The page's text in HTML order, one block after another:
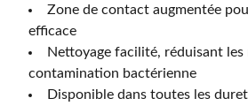
Zone de contact augmentée
efficace
Nettoyage facilité, réduisant les
contamination bactérienne
Disponible dans toutes les